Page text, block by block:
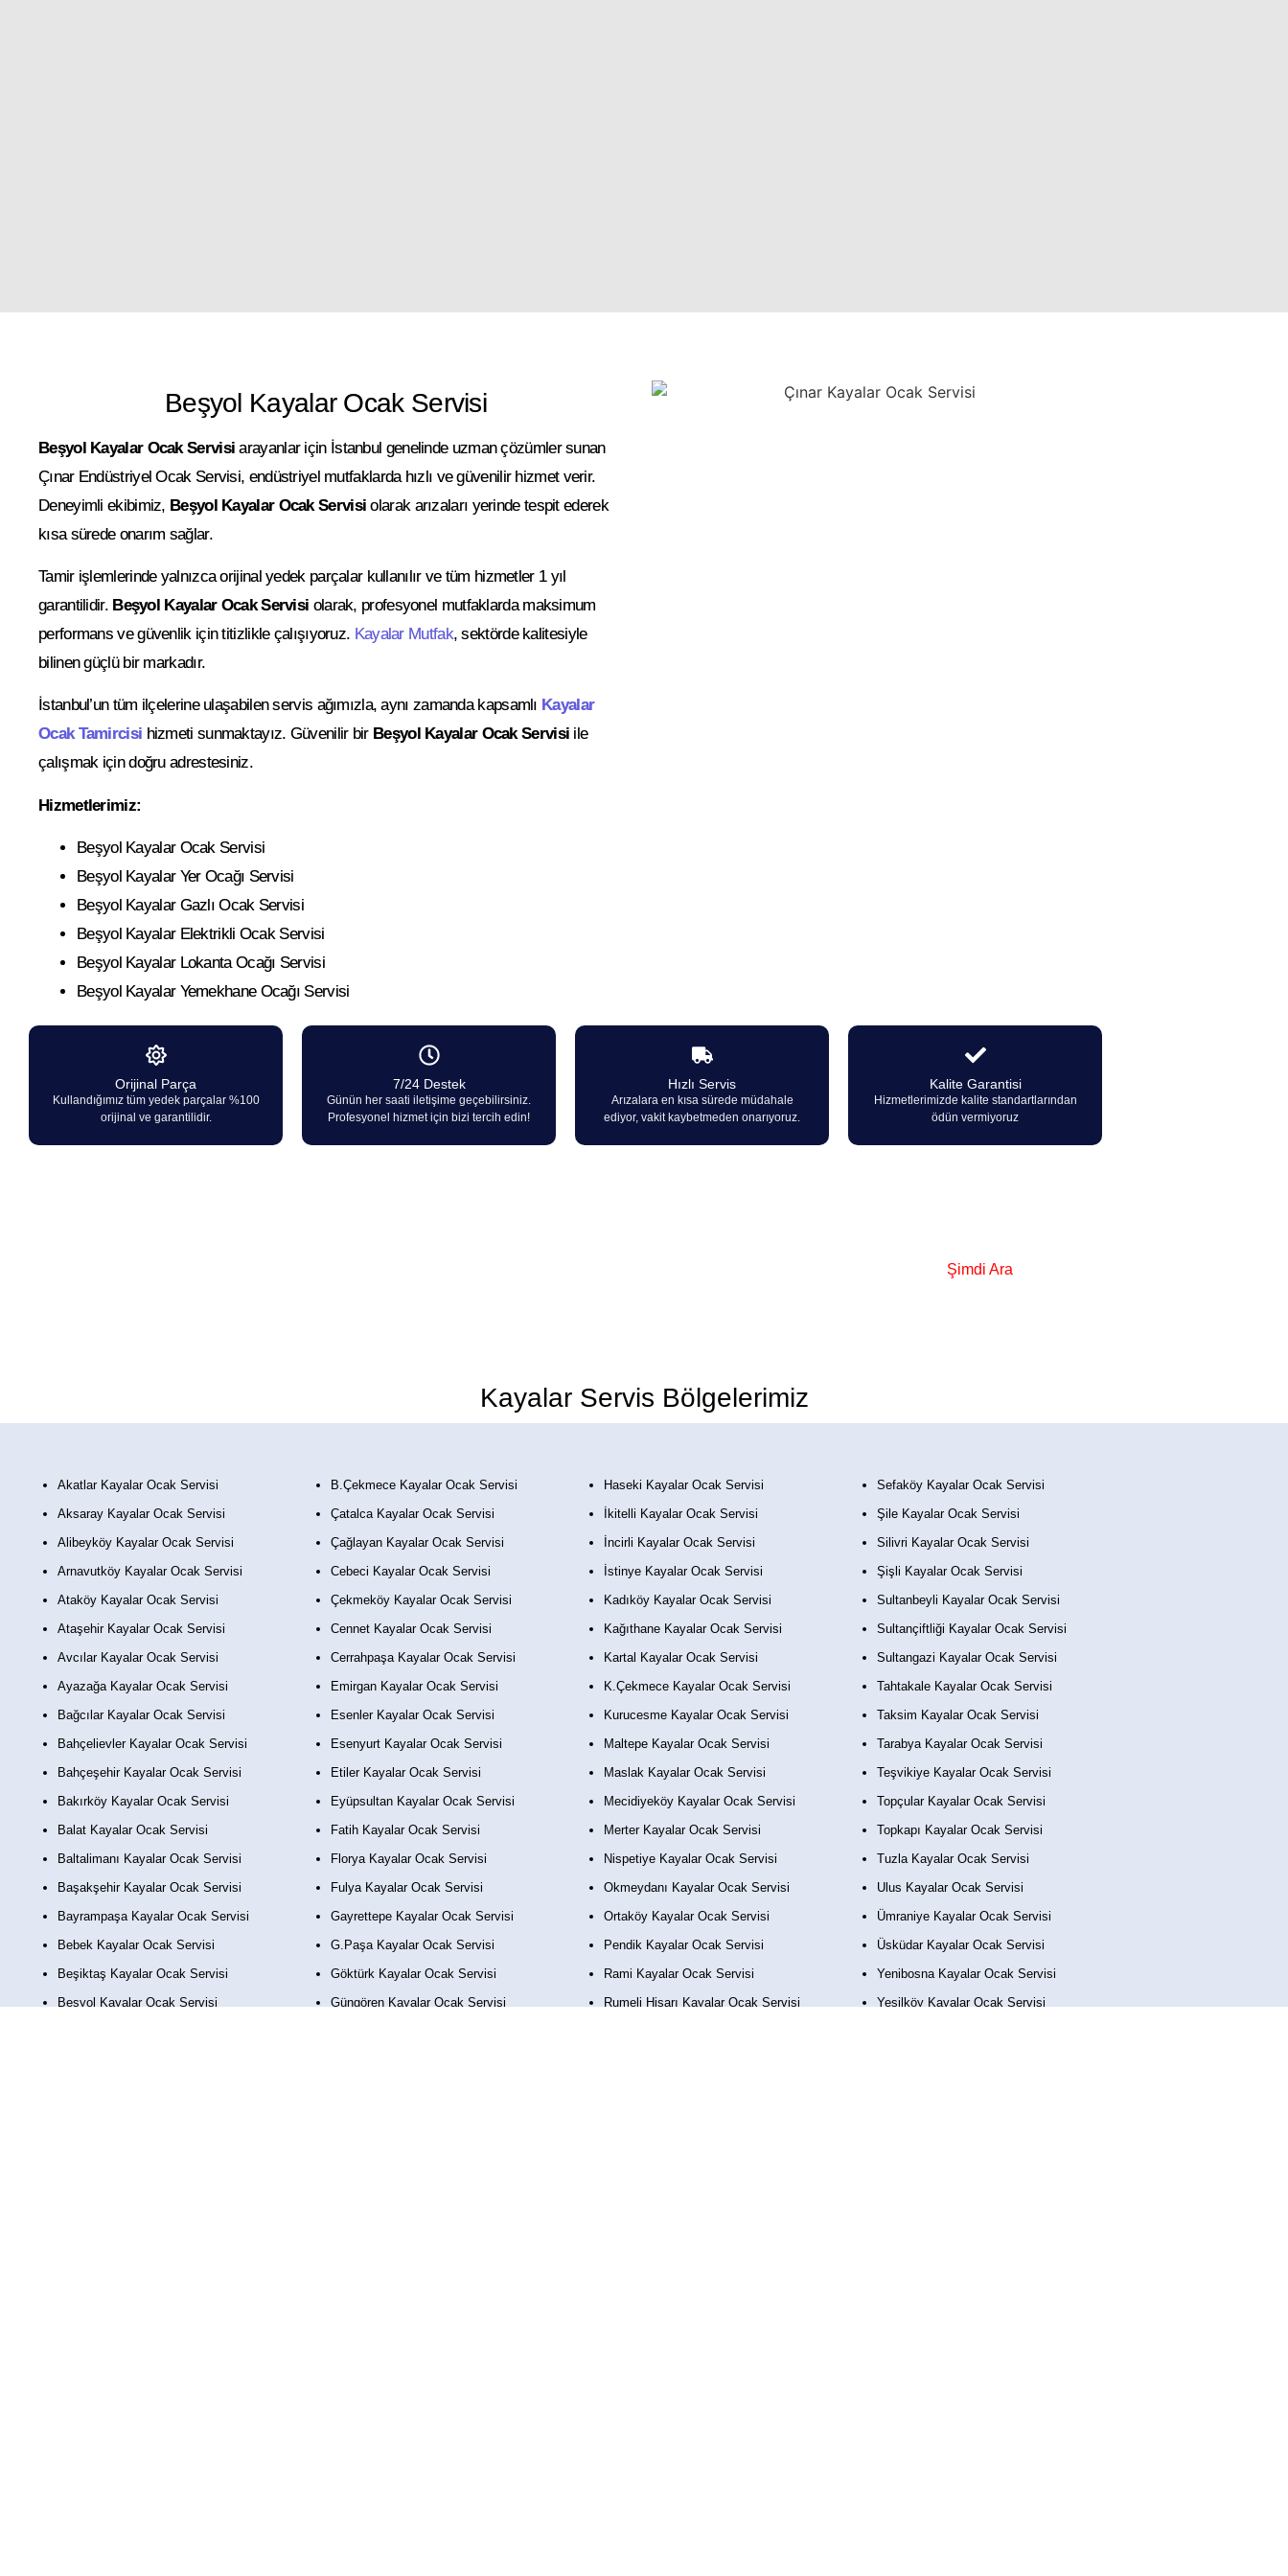
Beşyol Kayalar Ocak Servisi
Beşyol Kayalar Ocak Servisi arayanlar için İstanbul genelinde uzman çözümler sunan
Çınar Endüstriyel Ocak Servisi, endüstriyel mutfaklarda hızlı ve güvenilir hizmet verir.
Deneyimli ekibimiz, Beşyol Kayalar Ocak Servisi olarak arızaları yerinde tespit ederek
kısa sürede onarım sağlar.
Tamir işlemlerinde yalnızca orijinal yedek parçalar kullanılır ve tüm hizmetler 1 yıl
garantilidir. Beşyol Kayalar Ocak Servisi olarak, profesyonel mutfaklarda maksimum
performans ve güvenlik için titizlikle çalışıyoruz. Kayalar Mutfak, sektörde kalitesiyle
bilinen güçlü bir markadır.
İstanbul’un tüm ilçelerine ulaşabilen servis ağımızla, aynı zamanda kapsamlı Kayalar
Ocak Tamircisi hizmeti sunmaktayız. Güvenilir bir Beşyol Kayalar Ocak Servisi ile
çalışmak için doğru adrestesiniz.
Hizmetlerimiz:
Beşyol Kayalar Ocak Servisi
Beşyol Kayalar Yer Ocağı Servisi
Beşyol Kayalar Gazlı Ocak Servisi
Beşyol Kayalar Elektrikli Ocak Servisi
Beşyol Kayalar Lokanta Ocağı Servisi
Beşyol Kayalar Yemekhane Ocağı Servisi
Orijinal Parça
Kullandığımız tüm yedek parçalar %100
orijinal ve garantilidir.
7/24 Destek
Günün her saati iletişime geçebilirsiniz.
Profesyonel hizmet için bizi tercih edin!
Hızlı Servis
Arızalara en kısa sürede müdahale
ediyor, vakit kaybetmeden onarıyoruz.
Kalite Garantisi
Hizmetlerimizde kalite standartlarından
ödün vermiyoruz
Şimdi Ara
Kayalar Servis Bölgelerimiz
Akatlar Kayalar Ocak Servisi
Aksaray Kayalar Ocak Servisi
Alibeyköy Kayalar Ocak Servisi
Arnavutköy Kayalar Ocak Servisi
Ataköy Kayalar Ocak Servisi
Ataşehir Kayalar Ocak Servisi
Avcılar Kayalar Ocak Servisi
Ayazağa Kayalar Ocak Servisi
Bağcılar Kayalar Ocak Servisi
Bahçelievler Kayalar Ocak Servisi
Bahçeşehir Kayalar Ocak Servisi
Bakırköy Kayalar Ocak Servisi
Balat Kayalar Ocak Servisi
Baltalimanı Kayalar Ocak Servisi
Başakşehir Kayalar Ocak Servisi
Bayrampaşa Kayalar Ocak Servisi
Bebek Kayalar Ocak Servisi
Beşiktaş Kayalar Ocak Servisi
Beşyol Kayalar Ocak Servisi
B.Çekmece Kayalar Ocak Servisi
Çatalca Kayalar Ocak Servisi
Çağlayan Kayalar Ocak Servisi
Cebeci Kayalar Ocak Servisi
Çekmeköy Kayalar Ocak Servisi
Cennet Kayalar Ocak Servisi
Cerrahpaşa Kayalar Ocak Servisi
Emirgan Kayalar Ocak Servisi
Esenler Kayalar Ocak Servisi
Esenyurt Kayalar Ocak Servisi
Etiler Kayalar Ocak Servisi
Eyüpsultan Kayalar Ocak Servisi
Fatih Kayalar Ocak Servisi
Florya Kayalar Ocak Servisi
Fulya Kayalar Ocak Servisi
Gayrettepe Kayalar Ocak Servisi
G.Paşa Kayalar Ocak Servisi
Göktürk Kayalar Ocak Servisi
Güngören Kayalar Ocak Servisi
Haseki Kayalar Ocak Servisi
İkitelli Kayalar Ocak Servisi
İncirli Kayalar Ocak Servisi
İstinye Kayalar Ocak Servisi
Kadıköy Kayalar Ocak Servisi
Kağıthane Kayalar Ocak Servisi
Kartal Kayalar Ocak Servisi
K.Çekmece Kayalar Ocak Servisi
Kurucesme Kayalar Ocak Servisi
Maltepe Kayalar Ocak Servisi
Maslak Kayalar Ocak Servisi
Mecidiyeköy Kayalar Ocak Servisi
Merter Kayalar Ocak Servisi
Nispetiye Kayalar Ocak Servisi
Okmeydanı Kayalar Ocak Servisi
Ortaköy Kayalar Ocak Servisi
Pendik Kayalar Ocak Servisi
Rami Kayalar Ocak Servisi
Rumeli Hisarı Kayalar Ocak Servisi
Sefaköy Kayalar Ocak Servisi
Şile Kayalar Ocak Servisi
Silivri Kayalar Ocak Servisi
Şişli Kayalar Ocak Servisi
Sultanbeyli Kayalar Ocak Servisi
Sultançiftliği Kayalar Ocak Servisi
Sultangazi Kayalar Ocak Servisi
Tahtakale Kayalar Ocak Servisi
Taksim Kayalar Ocak Servisi
Tarabya Kayalar Ocak Servisi
Teşvikiye Kayalar Ocak Servisi
Topçular Kayalar Ocak Servisi
Topkapı Kayalar Ocak Servisi
Tuzla Kayalar Ocak Servisi
Ulus Kayalar Ocak Servisi
Ümraniye Kayalar Ocak Servisi
Üsküdar Kayalar Ocak Servisi
Yenibosna Kayalar Ocak Servisi
Yeşilköy Kayalar Ocak Servisi